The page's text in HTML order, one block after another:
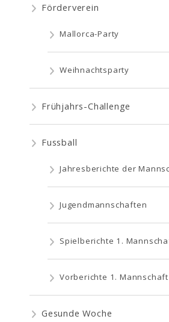
Förderverein
Mallorca-Party
Weihnachtsparty
Frühjahrs-Challenge
Fussball
Jahresberichte der
Jugendmannschaften
Spielberichte 1.
Vorberichte 1. Mannschaft
Gesunde Woche